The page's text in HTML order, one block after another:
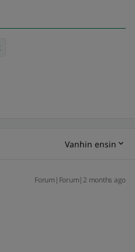
Vanhin ensin
Forum|Forum|2 months ago